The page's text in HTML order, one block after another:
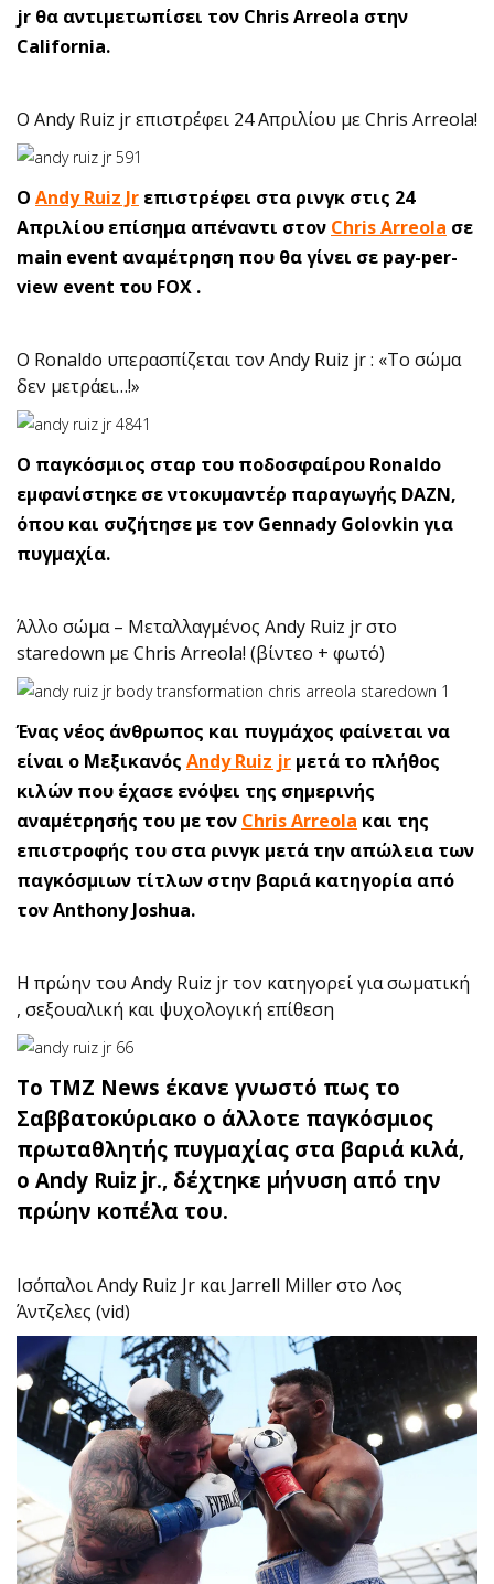
jr θα αντιμετωπίσει τον Chris Arreola στην
California.
O Andy Ruiz jr επιστρέφει 24 Απριλίου με Chris Arreola!
O Αndy Ruiz Jr επιστρέφει στα ρινγκ στις 24
Απριλίου επίσημα απέναντι στον Chris Arreola σε
main event αναμέτρηση που θα γίνει σε pay-per-
view event του FOX .
O Ronaldo υπερασπίζεται τον Andy Ruiz jr : «Το σώμα
δεν μετράει…!»
Ο παγκόσμιος σταρ του ποδοσφαίρου Ronaldo
εμφανίστηκε σε ντοκυμαντέρ παραγωγής DAZN,
όπου και συζήτησε με τον Gennady Golovkin για
πυγμαχία.
Άλλο σώμα – Μεταλλαγμένος Andy Ruiz jr στο
staredown με Chris Arreola! (βίντεο + φωτό)
Ένας νέος άνθρωπος και πυγμάχος φαίνεται να
είναι ο Μεξικανός Andy Ruiz jr μετά το πλήθος
κιλών που έχασε ενόψει της σημερινής
αναμέτρησής του με τον Chris Arreola και της
επιστροφής του στα ρινγκ μετά την απώλεια των
παγκόσμιων τίτλων στην βαριά κατηγορία από
τον Anthony Joshua.
Η πρώην του Andy Ruiz jr τον κατηγορεί για σωματική
, σεξουαλική και ψυχολογική επίθεση
To TMZ News έκανε γνωστό πως το
Σαββατοκύριακο ο άλλοτε παγκόσμιος
πρωταθλητής πυγμαχίας στα βαριά κιλά,
ο Andy Ruiz jr., δέχτηκε μήνυση από την
πρώην κοπέλα του.
Ισόπαλοι Andy Ruiz Jr και Jarrell Miller στο Λος
Άντζελες (vid)